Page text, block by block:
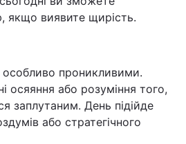
якщо виявите щирість.
особливо проникливими.
осяяння або розуміння того,
заплутаним. День підійде
або стратегічного